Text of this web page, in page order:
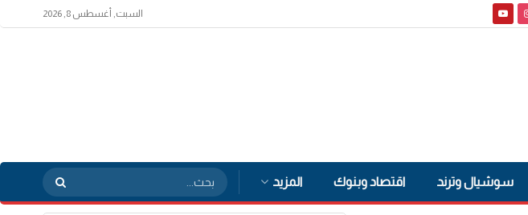
السبت, أغسطس 8, 2026
سوشيال وترند اقتصاد وبنوك المزيد